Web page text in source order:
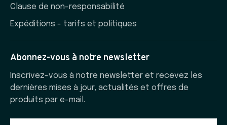
Clause de non-responsabilité
Expéditions - tarifs et politiques
Abonnez-vous à notre newsletter
Inscrivez-vous à notre newsletter et recevez les
dernières mises à jour, actualités et offres de
produits par e-mail.